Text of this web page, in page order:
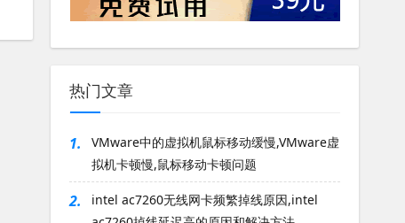
热门文章
1.
VMware中的虚拟机鼠标移动缓慢,VMware虚
拟机卡顿慢,鼠标移动卡顿问题
2.
intel ac7260无线网卡频繁掉线原因,intel